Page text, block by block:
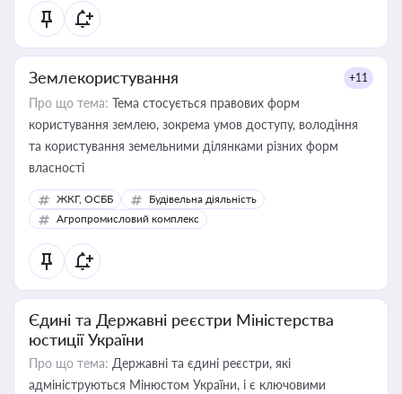
Землекористування +11
Про що тема: Тема стосується правових форм
користування землею, зокрема умов доступу, володіння
та користування земельними ділянками різних форм
власності
ЖКГ, ОСББ
Будівельна діяльність
Агропромисловий комплекс
Єдині та Державні реєстри Міністерства
юстиції України
Про що тема: Державні та єдині реєстри, які
адмініструються Мінюстом України, і є ключовими